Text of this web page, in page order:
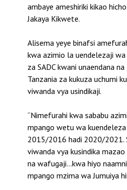
ambaye ameshiriki kikao
Jakaya Kikwete.
Alisema yeye binafsi
kwa azimio la uendelezaji
za SADC kwani unaendana
Tanzania za kukuza uchumi
viwanda vya usindikaji.
“Nimefurahi kwa sababu
mpango wetu wa
2015/2016 hadi 2020/2021.
viwanda vya kusindika
na wafugaji…kwa hiyo
mpango mzima wa Jumuiya